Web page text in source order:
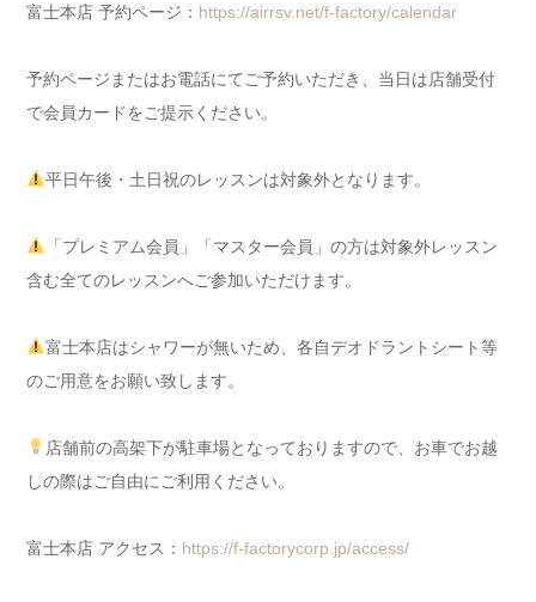
富士本店 予約ページ： https://airrsv.net/f-factory/calendar
予約ページまたはお電話にてご予約いただき、当日は店舗受付
で会員カードをご提示ください。
平日午後・土日祝のレッスンは対象外となります。
「プレミアム会員」「マスター会員」の方は対象外レッスン
含む全てのレッスンへご参加いただけます。
富士本店はシャワーが無いため、各自デオドラントシート等
のご用意をお願い致します。
店舗前の高架下が駐車場となっておりますので、お車でお越
しの際はご自由にご利用ください。
富士本店 アクセス： https://f-factorycorp.jp/access/